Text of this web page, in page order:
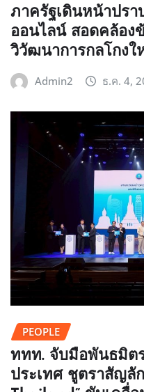
ภาครัฐเดินหน้าปร
ออนไลน์ สอดคล้อง
วิวัฒนาการกลโกงใ
Admin2 ธ.ค. 4,
PEOPLE
ททท. จับมือพันธมิต
ประเทศ ชูตราสัญลั